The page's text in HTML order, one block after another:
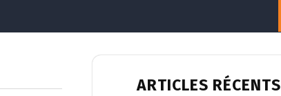
ARTICLES RÉCENTS